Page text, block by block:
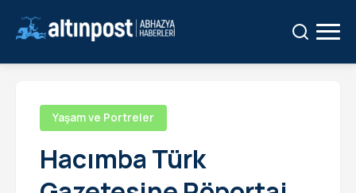
Yaşam ve Portreler
Hacımba Türk